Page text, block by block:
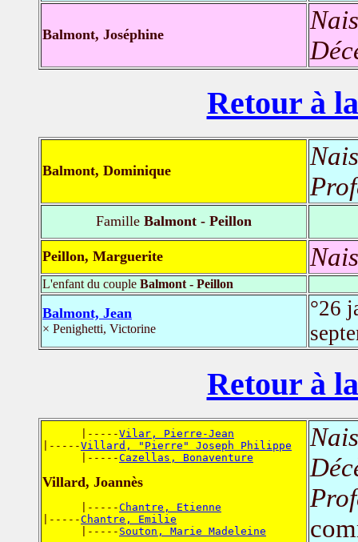
Balmont, Joséphine
Retour à
Balmont, Dominique
Famille Balmont - Peillon
Peillon, Marguerite
L'enfant du couple Balmont - Peillon
Balmont, Jean
× Penighetti, Victorine
°26
Retour à
      |-----
Vilar, Pierre-Jean
|-----Villard, "Pierre" Joseph Philippe
      |-----
Cazellas, Bonaventure
Villard, Joannès
      |-----
Chantre, Etienne
|-----Chantre, Emilie
      |-----
Souton, Marie Madeleine